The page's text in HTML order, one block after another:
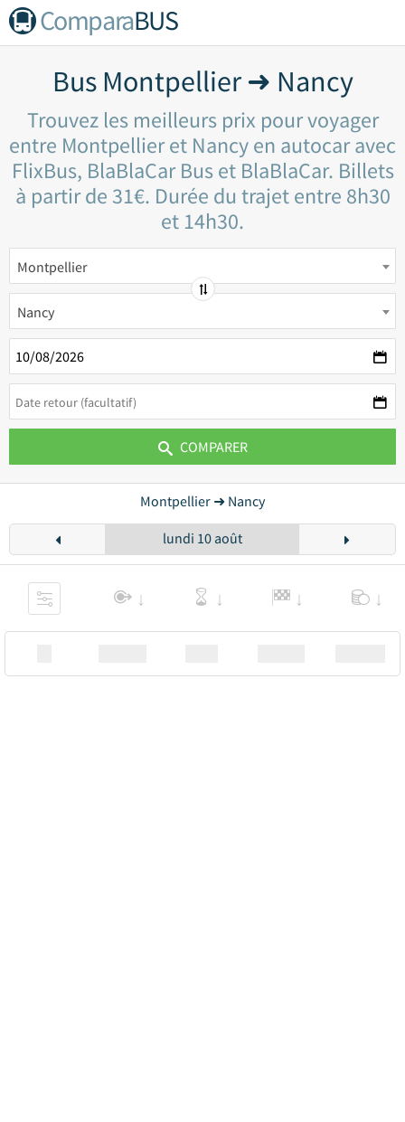
ComparaBUS
Bus Montpellier ➜ Nancy
Trouvez les meilleurs prix pour voyager
entre Montpellier et Nancy en autocar avec
FlixBus, BlaBlaCar Bus et BlaBlaCar. Billets
à partir de 31€. Durée du trajet entre 8h30
et 14h30.
Montpellier
Nancy
COMPARER
Montpellier ➜ Nancy
lundi 10 août